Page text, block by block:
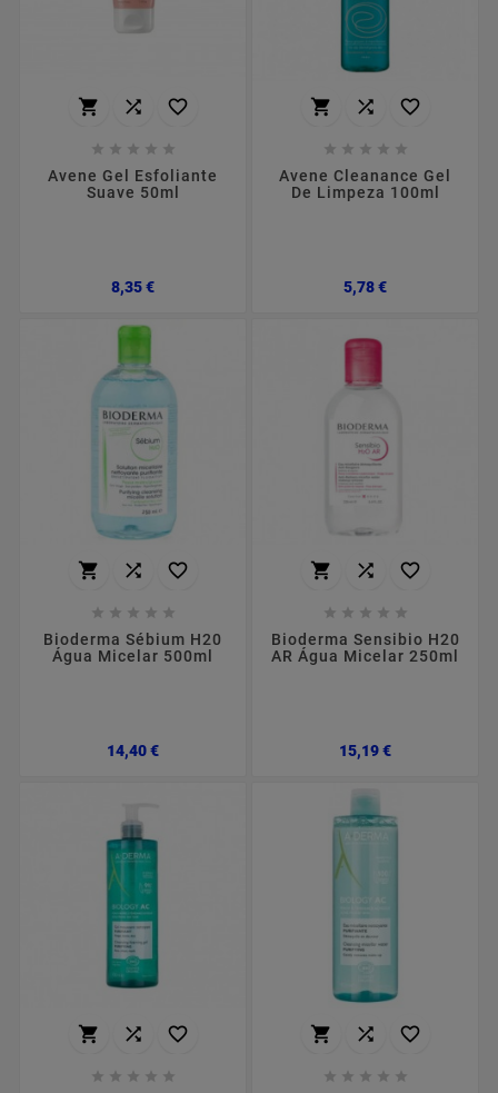
  
    
Avene Gel Esfoliante
Suave 50ml
8,35 €Preço
  
    
Avene Cleanance Gel
De Limpeza 100ml
5,78 €Preço
  
    
Bioderma Sébium H20
Água Micelar 500ml
14,40 €Preço
  
    
Bioderma Sensibio H20
AR Água Micelar 250ml
15,19 €Preço
  
    
  
    